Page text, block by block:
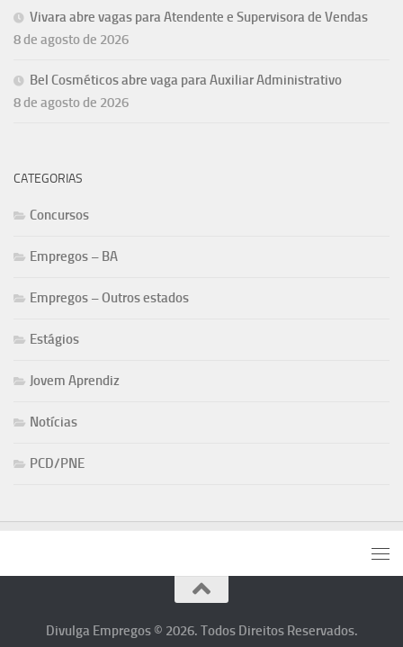
Vivara abre vagas para Atendente e Supervisora de Vendas
8 de agosto de 2026
Bel Cosméticos abre vaga para Auxiliar Administrativo
8 de agosto de 2026
CATEGORIAS
Concursos
Empregos – BA
Empregos – Outros estados
Estágios
Jovem Aprendiz
Notícias
PCD/PNE
Divulga Empregos © 2026. Todos Direitos Reservados.